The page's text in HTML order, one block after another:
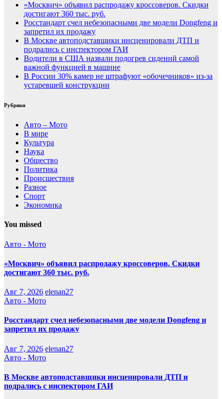
«Москвич» объявил распродажу кроссоверов. Скидки
достигают 360 тыс. руб.
Росстандарт счел небезопасными две модели Dongfeng и
запретил их продажу
В Москве автоподставщики инсценировали ДТП и
подрались с инспектором ГАИ
Водители в США назвали подогрев сидений самой
важной функцией в машине
В России 30% камер не штрафуют «обочечников» из-за
устаревшей конструкции
Рубрики
Авто – Мото
В мире
Культура
Наука
Общество
Политика
Происшествия
Разное
Спорт
Экономика
You missed
Авто - Мото
«Москвич» объявил распродажу кроссоверов. Скидки
достигают 360 тыс. руб.
Авг 7, 2026 elenan27
Авто - Мото
Росстандарт счел небезопасными две модели Dongfeng и
запретил их продажу
Авг 7, 2026 elenan27
Авто - Мото
В Москве автоподставщики инсценировали ДТП и
подрались с инспектором ГАИ